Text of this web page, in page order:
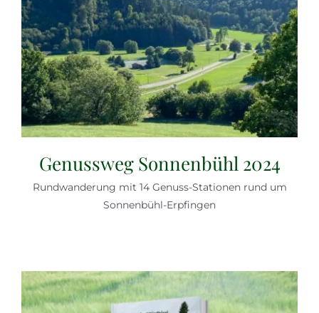
Genussweg Sonnenbühl 2024
Rundwanderung mit 14 Genuss-Stationen rund um
Sonnenbühl-Erpfingen